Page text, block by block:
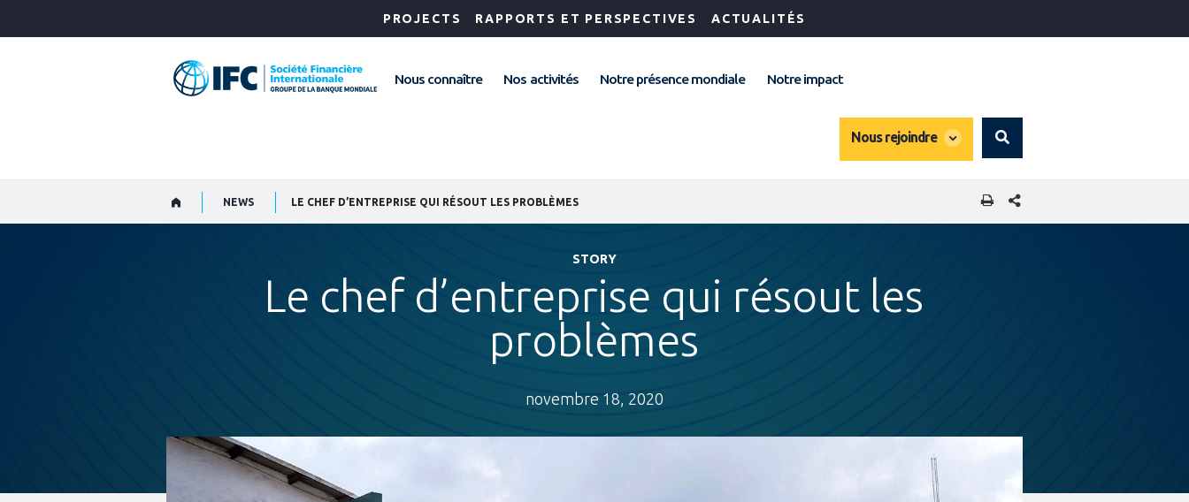
PROJECTS RAPPORTS ET PERSPECTIVES ACTUALITÉS
Nous connaître Nos activités Notre présence mondiale Notre impact
Nous rejoindre
global
Search
NEWS LE CHEF D’ENTREPRISE QUI RÉSOUT LES PROBLÈMES PARTAGER CETTE PAGE
STORY
Le chef d’entreprise qui résout les
problèmes
novembre 18, 2020